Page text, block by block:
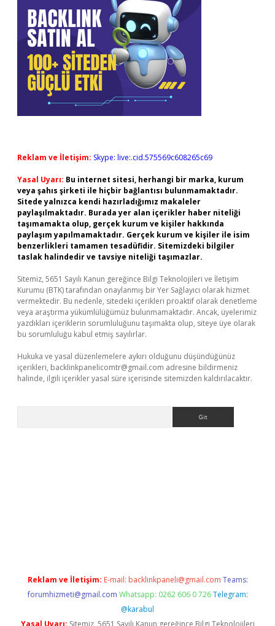
Reklam ve İletişim: Skype: live:.cid.575569c608265c69
Yasal Uyarı: Bu internet sitesi, herhangi bir marka, kurum
veya şahıs şirketi ile hiçbir bağlantısı bulunmamaktadır.
Sitede yalnızca kendi hazırladığımız makaleler
paylaşılmaktadır. Burada yer alan içerikler haber niteliği
taşımamakta olup, gerçek kurum ve kişiler hakkında
paylaşım yapılmamaktadır. Gerçek kurum ve kişiler ile isim
benzerlikleri tamamen tesadüfidir. Sitemizdeki bilgiler
taslak halindedir ve tavsiye niteliği taşımazlar.
Sitemiz, 5651 Sayılı Kanun gereğince Bilgi Teknolojileri ve İletişim
Kurumu (BTK) tarafından onaylanmış bir Yer Sağlayıcı olarak hizmet
vermektedir. Bu nedenle, sitedeki içerikleri proaktif olarak denetleme
veya araştırma yükümlülüğümüz bulunmamaktadır. Ancak, üyelerimiz
yazdıkları içeriklerin sorumluluğunu taşımakta olup, siteye üye olarak
bu sorumluluğu kabul etmiş sayılırlar.
Hukuka ve yasal düzenlemelere aykırı olduğunu düşündüğünüz
içerikleri, backlinkpanelicomtr@gmail.com adresine bildirmeniz
halinde, ilgili içerikler yasal süre içerisinde sitemizden kaldırılacaktır.
Reklam ve İletişim: E-mail: backlinkpaneli@gmail.com Teams:
forumhizmeti@gmail.com Whatsapp: 0262 606 0 726 Telegram:
@karabul
Yasal Uyarı: Sitemiz, 5651 Sayılı Kanun gereğince Bilgi Teknolojileri